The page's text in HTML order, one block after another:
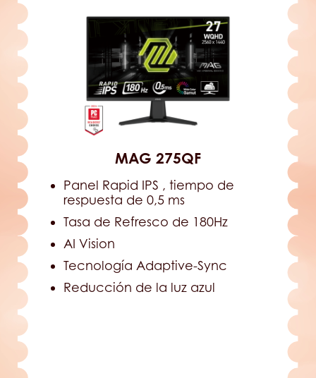
MAG 275QF
Panel Rapid IPS , tiempo de
respuesta de 0,5 ms
Tasa de Refresco de 180Hz
AI Vision
Tecnología Adaptive-Sync
Reducción de la luz azul